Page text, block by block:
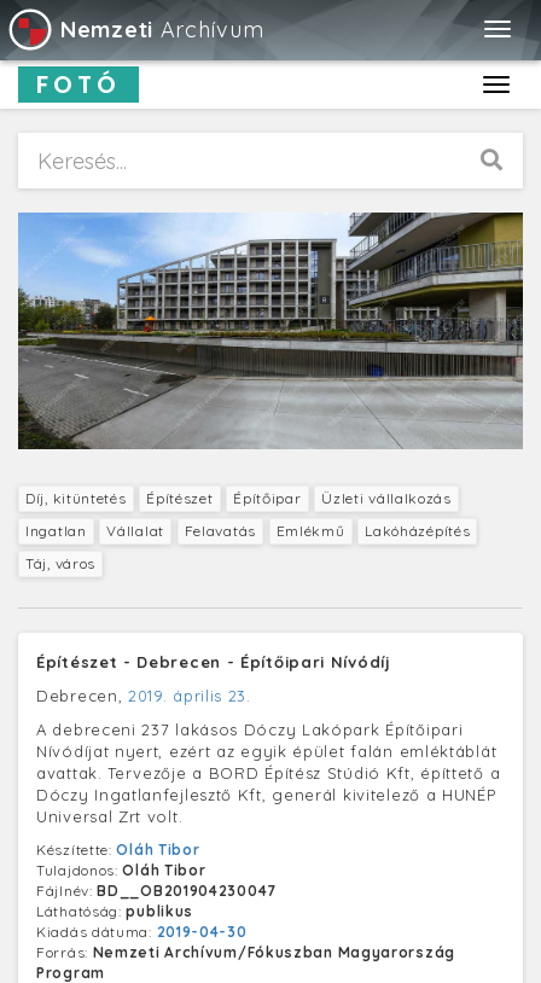
Nemzeti Archívum
FOTÓ
Díj, kitüntetés Építészet Építőipar
Üzleti vállalkozás
Ingatlan
Vállalat Felavatás Emlékmű
Lakóházépítés
Táj, város
Építészet - Debrecen - Építőipari Nívódíj
Debrecen, 2019. április 23.
A debreceni 237 lakásos Dóczy Lakópark Építőipari
Nívódíjat nyert, ezért az egyik épület falán emléktáblát
avattak. Tervezője a BORD Építész Stúdió Kft, építtető a
Dóczy Ingatlanfejlesztő Kft, generál kivitelező a HUNÉP
Universal Zrt volt.
Készítette:Oláh Tibor
Tulajdonos:Oláh Tibor
Fájlnév:BD__OB201904230047
Láthatóság:publikus
Kiadás dátuma: 2019-04-30
Forrás: Nemzeti Archívum/Fókuszban Magyarország
Program